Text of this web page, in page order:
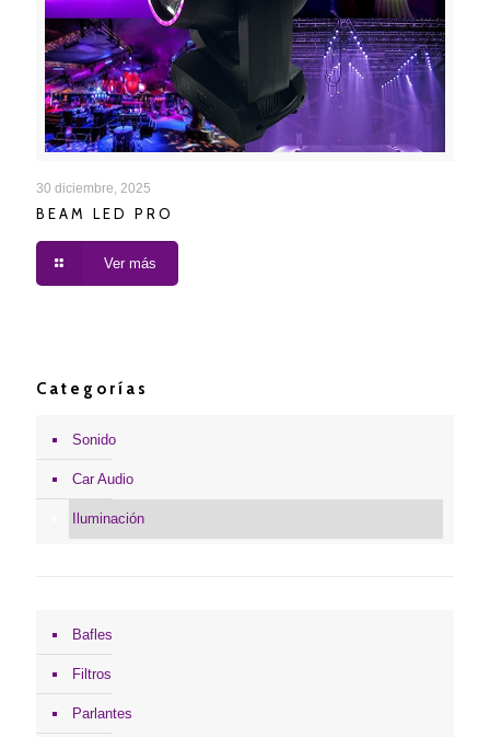
30 diciembre, 2025
BEAM LED PRO
Ver más
Categorías
Sonido
Car Audio
Iluminación
Bafles
Filtros
Parlantes